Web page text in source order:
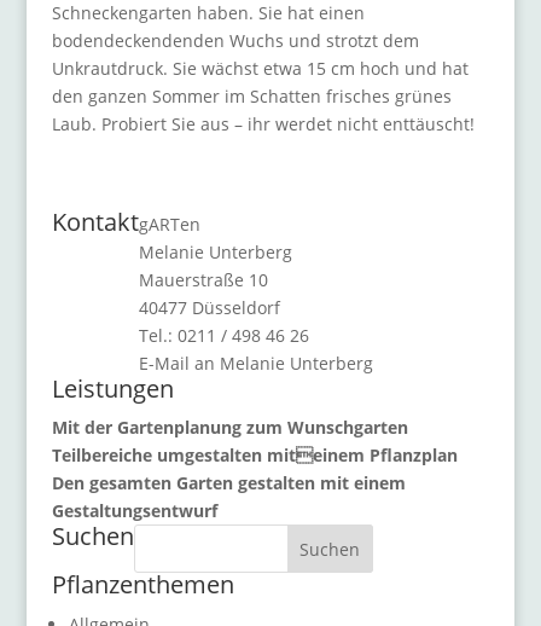
Schneckengarten haben. Sie hat einen
bodendeckendenden Wuchs und strotzt dem
Unkrautdruck. Sie wächst etwa 15 cm hoch und hat
den ganzen Sommer im Schatten frisches grünes
Laub. Probiert Sie aus – ihr werdet nicht enttäuscht!
KontaktgARTen
Melanie Unterberg
Mauerstraße 10
40477 Düsseldorf
Tel.: 0211 / 498 46 26
E-Mail an Melanie Unterberg
Leistungen
Mit der Gartenplanung zum Wunschgarten
Teilbereiche umgestalten miteinem Pflanzplan
Den gesamten Garten gestalten mit einem
Gestaltungsentwurf
Suchen Suchen
Pflanzenthemen